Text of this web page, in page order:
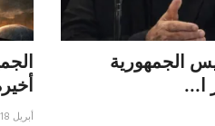
الجمهورية
ا...
أبريل 18, 2026